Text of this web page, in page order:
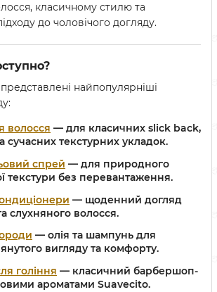
класичному стилю та
до чоловічого догляду.
найпопулярніші
волосся — для класичних slick back,
сучасних текстурних укладок.
спрей — для природного
текстури без перевантаження.
— щоденний догляд
слухняного волосся.
— олія та шампунь для
вигляду та комфорту.
гоління — класичний барбершоп-
ароматами Suavecito.